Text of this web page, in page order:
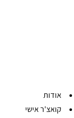
אודות
קואצ'ר אישי